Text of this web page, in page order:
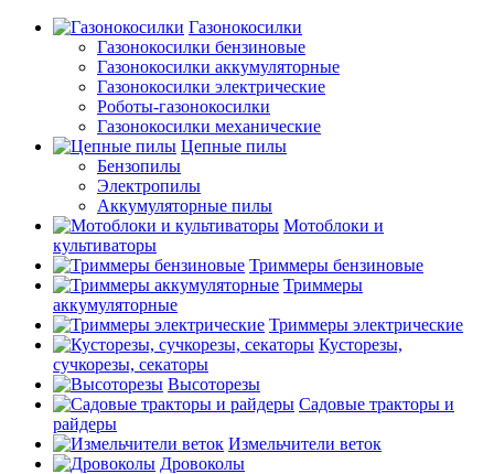
Газонокосилки
Газонокосилки бензиновые
Газонокосилки аккумуляторные
Газонокосилки электрические
Роботы-газонокосилки
Газонокосилки механические
Цепные пилы
Бензопилы
Электропилы
Аккумуляторные пилы
Мотоблоки и
культиваторы
Триммеры бензиновые
Триммеры
аккумуляторные
Триммеры электрические
Кусторезы,
сучкорезы, секаторы
Высоторезы
Садовые тракторы и
райдеры
Измельчители веток
Дровоколы